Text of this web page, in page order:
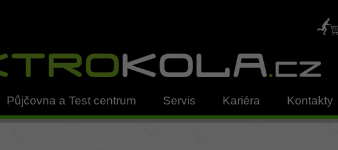
Půjčovna a Test centrum Servis Kariéra Kontakty